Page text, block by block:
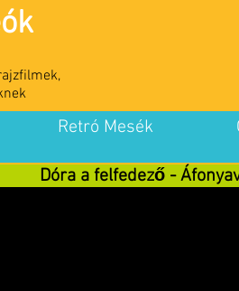
Retró Mesék
Dóra a felfedező -